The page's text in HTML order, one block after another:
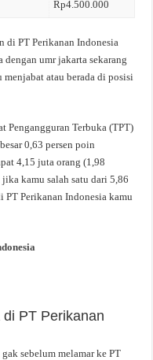
Rp4.500.000
di PT Perikanan Indonesia
dengan umr jakarta sekarang
atau berada di posisi
Pengangguran Terbuka (TPT)
0,63 persen poin
4,15 juta orang (1,98
kamu salah satu dari 5,86
PT Perikanan Indonesia kamu
PT Perikanan
sebelum melamar ke PT